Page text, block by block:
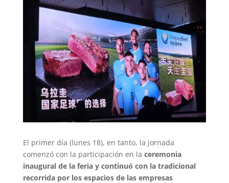
El primer día (lunes 18), en tanto, la jornada
comenzó con la participación en la ceremonia
inaugural de la feria y continuó con la tradicional
recorrida por los espacios de las empresas